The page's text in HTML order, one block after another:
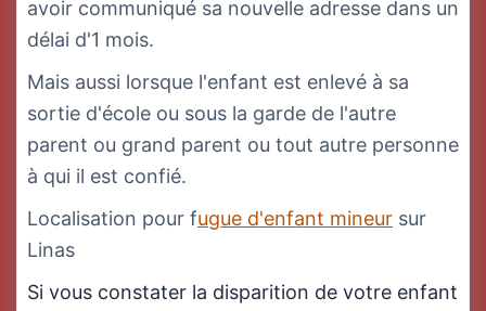
avoir communiqué sa nouvelle adresse dans un
délai d'1 mois.
Mais aussi lorsque l'enfant est enlevé à sa
sortie d'école ou sous la garde de l'autre
parent ou grand parent ou tout autre personne
à qui il est confié.
Localisation pour fugue d'enfant mineur sur
Linas
Si vous constater la disparition de votre enfant